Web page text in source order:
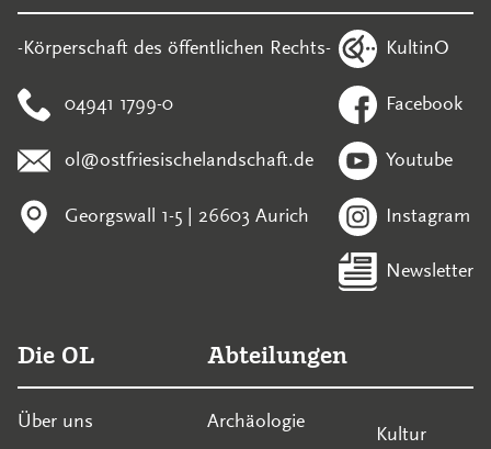
-Körperschaft des öffentlichen Rechts-
04941 1799-0
ol@ostfriesischelandschaft.de
Georgswall 1-5 | 26603 Aurich
KultinO
Facebook
Youtube
Instagram
Newsletter
Die OL
Über uns
Abteilungen
Archäologie
Kultur